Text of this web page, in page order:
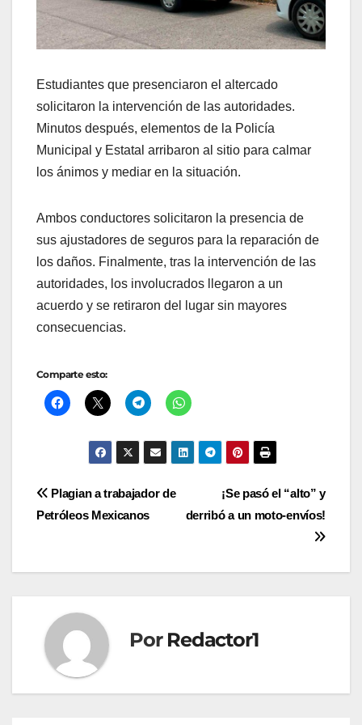
Estudiantes que presenciaron el altercado
solicitaron la intervención de las autoridades.
Minutos después, elementos de la Policía
Municipal y Estatal arribaron al sitio para calmar
los ánimos y mediar en la situación.
Ambos conductores solicitaron la presencia de
sus ajustadores de seguros para la reparación de
los daños. Finalmente, tras la intervención de las
autoridades, los involucrados llegaron a un
acuerdo y se retiraron del lugar sin mayores
consecuencias.
Comparte esto:
Navegación
entradas
¡Se pasó el “alto” y
derribó a un moto-envíos!
Plagian a trabajador de
Petróleos Mexicanos
Por Redactor1